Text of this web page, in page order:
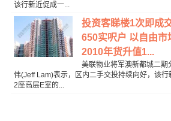
该行新近促成一...
投资客睇楼1次即成
650实呎户 以自由市
2010年货升值1...
美联物业将军澳新都城二
伟(Jeff Lam)表示，区内二手交投持续向好，该
2座高层E室的...